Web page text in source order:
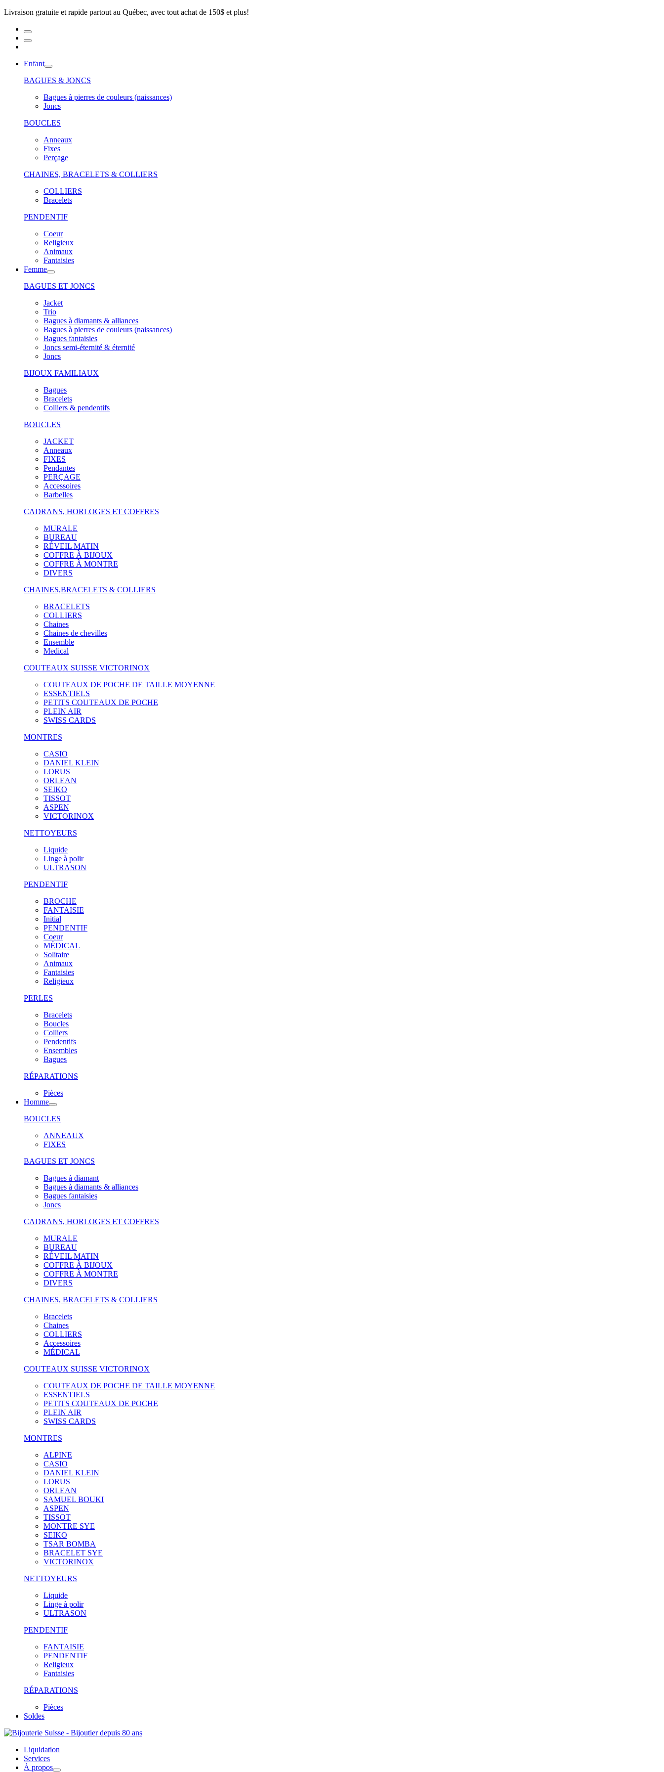
Livraison gratuite et rapide partout au Québec, avec tout achat de 150$ et plus!
Enfant
BAGUES & JONCS
Bagues à pierres de couleurs (naissances)
Joncs
BOUCLES
Anneaux
Fixes
Perçage
CHAINES, BRACELETS & COLLIERS
COLLIERS
Bracelets
PENDENTIF
Coeur
Religieux
Animaux
Fantaisies
Femme
BAGUES ET JONCS
Jacket
Trio
Bagues à diamants & alliances
Bagues à pierres de couleurs (naissances)
Bagues fantaisies
Joncs semi-éternité & éternité
Joncs
BIJOUX FAMILIAUX
Bagues
Bracelets
Colliers & pendentifs
BOUCLES
JACKET
Anneaux
FIXES
Pendantes
PERÇAGE
Accessoires
Barbelles
CADRANS, HORLOGES ET COFFRES
MURALE
BUREAU
RÉVEIL MATIN
COFFRE À BIJOUX
COFFRE À MONTRE
DIVERS
CHAINES,BRACELETS & COLLIERS
BRACELETS
COLLIERS
Chaines
Chaines de chevilles
Ensemble
Medical
COUTEAUX SUISSE VICTORINOX
COUTEAUX DE POCHE DE TAILLE MOYENNE
ESSENTIELS
PETITS COUTEAUX DE POCHE
PLEIN AIR
SWISS CARDS
MONTRES
CASIO
DANIEL KLEIN
LORUS
ORLEAN
SEIKO
TISSOT
ASPEN
VICTORINOX
NETTOYEURS
Liquide
Linge à polir
ULTRASON
PENDENTIF
BROCHE
FANTAISIE
Initial
PENDENTIF
Coeur
MÉDICAL
Solitaire
Animaux
Fantaisies
Religieux
PERLES
Bracelets
Boucles
Colliers
Pendentifs
Ensembles
Bagues
RÉPARATIONS
Pièces
Homme
BOUCLES
ANNEAUX
FIXES
BAGUES ET JONCS
Bagues à diamant
Bagues à diamants & alliances
Bagues fantaisies
Joncs
CADRANS, HORLOGES ET COFFRES
MURALE
BUREAU
RÉVEIL MATIN
COFFRE À BIJOUX
COFFRE À MONTRE
DIVERS
CHAINES, BRACELETS & COLLIERS
Bracelets
Chaines
COLLIERS
Accessoires
MÉDICAL
COUTEAUX SUISSE VICTORINOX
COUTEAUX DE POCHE DE TAILLE MOYENNE
ESSENTIELS
PETITS COUTEAUX DE POCHE
PLEIN AIR
SWISS CARDS
MONTRES
ALPINE
CASIO
DANIEL KLEIN
LORUS
ORLEAN
SAMUEL BOUKI
ASPEN
TISSOT
MONTRE SYE
SEIKO
TSAR BOMBA
BRACELET SYE
VICTORINOX
NETTOYEURS
Liquide
Linge à polir
ULTRASON
PENDENTIF
FANTAISIE
PENDENTIF
Religieux
Fantaisies
RÉPARATIONS
Pièces
Soldes
Liquidation
Services
À propos